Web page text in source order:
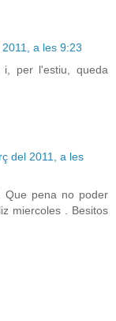
a les 9:23
i, per l'estiu, queda
del 2011, a les
Que pena no poder
miercoles . Besitos